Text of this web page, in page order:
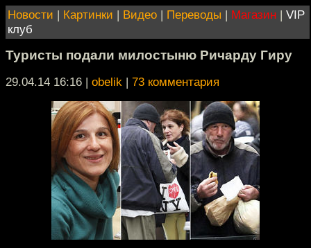
Новости | Картинки | Видео | Переводы | Магазин | VIP
клуб
Туристы подали милостыню Ричарду Гиру
29.04.14 16:16 | obelik | 73 комментария